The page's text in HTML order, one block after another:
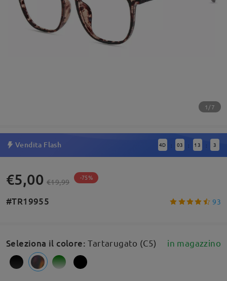
1/7
Vendita Flash 4D : 03 : 13 : 2
€5,00 €19,99 -75%
#TR19955 93
Seleziona il colore:Tartarugato (C5) in magazzino